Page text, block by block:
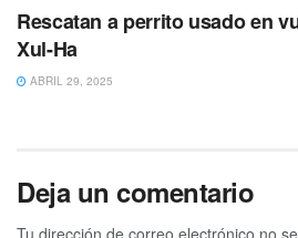
Rescatan a perrito usado en
Xul-Ha
ABRIL 29, 2025
Deja un comentario